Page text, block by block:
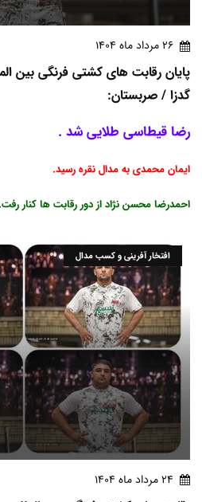
26 مرداد ماه 1404
پایان رقابت های کشتی فرنگی بین
گدزا / صربستان:
رضا قیطاسی طلایی شد .
ایمان محمدی به مدال نقره رسید.
احمدرضا محسن نژاد از دور رقابت ها کنار رفت.
افتخار آفرینی و کسب مدال
24 مرداد ماه 1404